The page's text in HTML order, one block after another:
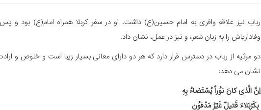
رباب نیز علاقه وافری به امام حسین(ع) داشت. او در سفر کربلا همراه امام(ع) بود
وفاداریاش را به زبان شعر، و نیز در عمل، نشان داد.
دو مرثیه از رباب در دسترس قرار دارد که هر دو دارای معانی بسیار زیبا است و خلوص و
نشان می دهد:
اِنَّ الَّذی کانَ نوُراً یُسْتَضاءُ بِهِ
بِکَرْبَلاءَ قَتیلٌ غَیْرُ مَدْفوُنٍ